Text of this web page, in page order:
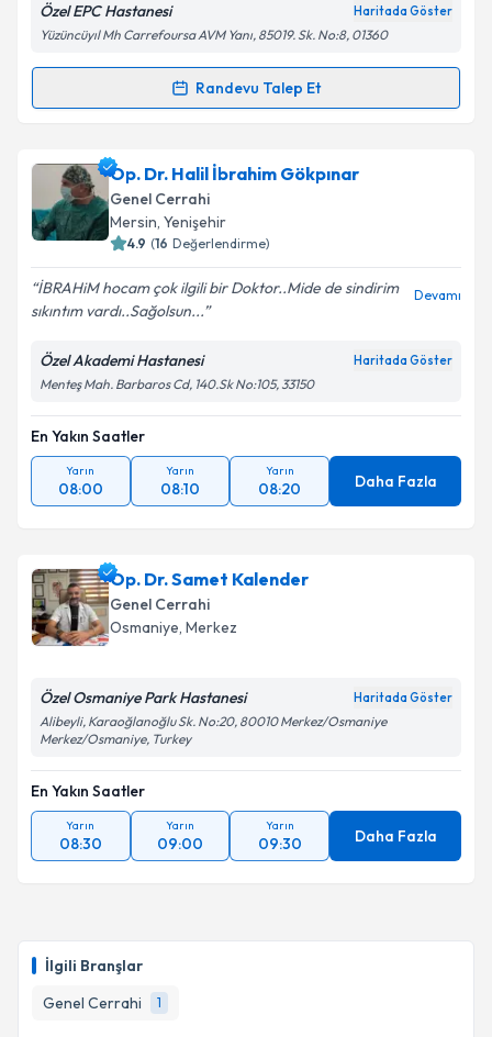
İlgili Branşlar
Genel Cerrahi
1
Takvim Talebini Gönder
Özel EPC Hastanesi Haritada Göster
Yüzüncüyıl Mh Carrefoursa AVM Yanı, 85019. Sk. No:8, 01360
Randevu Talep Et
Randevu Takvimi Talebi
Op. Dr. Necmi Yücekuleiçin randevu takvimi talebi
oluşturun. Size bu uzmandan randevu almanız için bir
takvim hazırlandığında e-posta ile bilgilendireceğiz.
Kişisel verilerimin işlenmesine ilişkin
Aydınlatma
Metni'ni okudum ve kişisel verilerimin belirtilen
kapsamda işlenmesini kabul ediyorum.
Takvim Talebini Gönder
Op. Dr. Halil İbrahim Gökpınar
Genel Cerrahi
Mersin, Yenişehir
4.9 (16 Değerlendirme)
İBRAHiM hocam çok ilgili bir Doktor..Mide de sindirim
sıkıntım vardı..Sağolsun...
Devamı
Özel Akademi Hastanesi Haritada Göster
Menteş Mah. Barbaros Cd, 140.Sk No:105, 33150
En Yakın Saatler
Yarın
08:00
Yarın
08:10
Yarın
08:20 Daha Fazla
Op. Dr. Samet Kalender
Genel Cerrahi
Osmaniye, Merkez
Özel Osmaniye Park Hastanesi Haritada Göster
Alibeyli, Karaoğlanoğlu Sk. No:20, 80010 Merkez/Osmaniye
Merkez/Osmaniye, Turkey
En Yakın Saatler
Yarın
08:30
Yarın
09:00
Yarın
09:30 Daha Fazla